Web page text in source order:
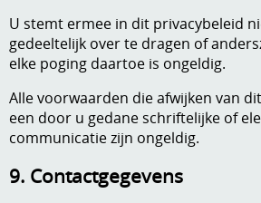
U stemt ermee in dit privacybeleid
gedeeltelijk over te dragen of
elke poging daartoe is ongeldig.
Alle voorwaarden die afwijken van
een door u gedane schriftelijke of
communicatie zijn ongeldig.
9. Contactgegevens